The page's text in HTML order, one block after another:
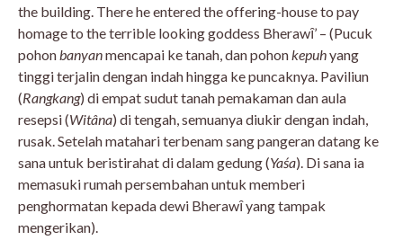
the building. There he entered the offering-house to pay
homage to the terrible looking goddess Bherawȋ’ – (Pucuk
pohonbanyanmencapai ke tanah, dan pohonkepuhyang
tinggi terjalin dengan indah hingga ke puncaknya. Paviliun
(Rangkang) di empat sudut tanah pemakaman dan aula
resepsi (Witâna) di tengah, semuanya diukir dengan indah,
rusak. Setelah matahari terbenam sang pangeran datang ke
sana untuk beristirahat di dalam gedung (Yaśa). Di sana ia
memasuki rumah persembahan untuk memberi
penghormatan kepada dewi Bherawȋ yang tampak
mengerikan).